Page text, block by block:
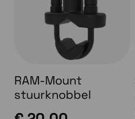
RAM-Mount
stuurknobbel